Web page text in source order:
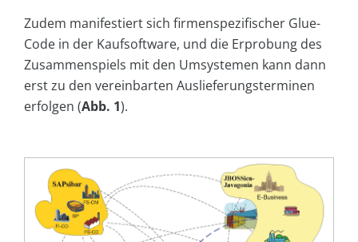
Zudem manifestiert sich firmenspezifischer Glue-
Code in der Kaufsoftware, und die Erprobung des
Zusammenspiels mit den Umsystemen kann dann
erst zu den vereinbarten Auslieferungsterminen
erfolgen (Abb. 1).